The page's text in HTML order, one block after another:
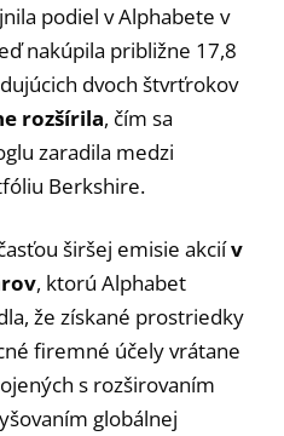
podiel v Alphabete v
nakúpila približne 17,8
dvoch štvrťrokov
rozšírila, čím sa
zaradila medzi
Berkshire.
širšej emisie akciív
, ktorú Alphabet
že získané prostriedky
firemné účely vrátane
s rozširovaním
globálnej